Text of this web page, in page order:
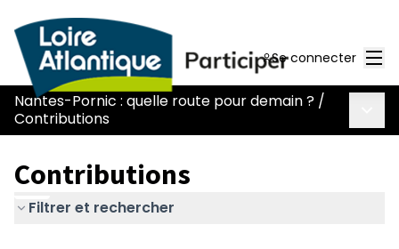
Se connecter
Nantes-Pornic : quelle route pour demain ? /
Contributions
Contributions
Filtrer et rechercher